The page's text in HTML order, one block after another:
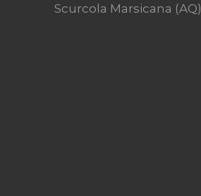
Scurcola Marsicana (AQ)